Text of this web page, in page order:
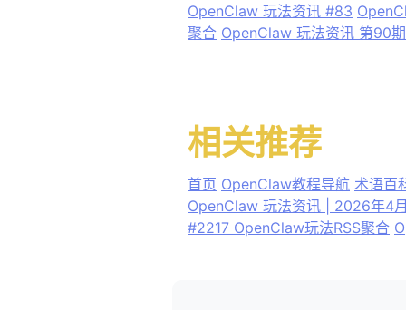
OpenClaw 玩法资讯 #83
聚合 OpenClaw 玩法资讯 第90期
相关推荐
首页 OpenClaw教程导航 术语百
OpenClaw 玩法资讯 | 2026年4
#2217 OpenClaw玩法RSS聚合